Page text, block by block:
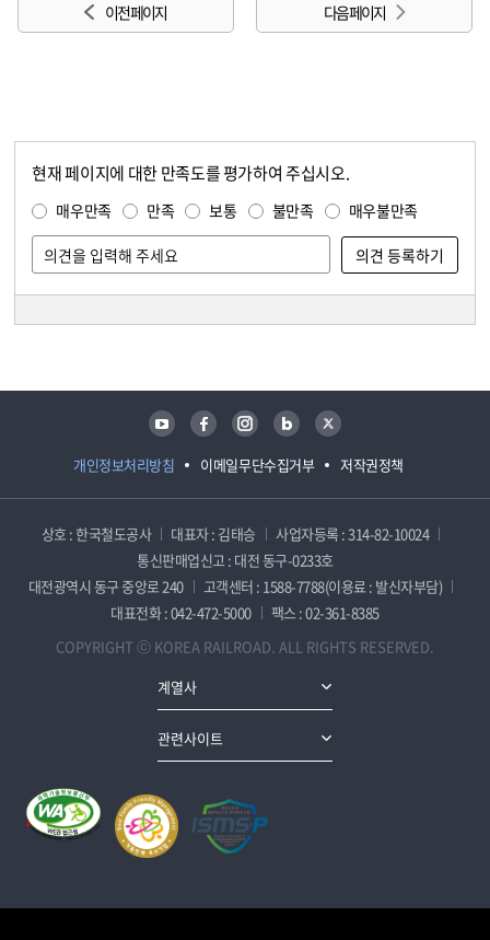
이전 페이지 다음 페이지
현재 페이지에 대한 만족도를 평가하여 주십시오.
매우만족 만족 보통 불만족 매우불만족
개인정보처리방침 이메일무단수집거부 저작권정책
유튜브 페이스북 인스타그램 블로그 트위터
상호 : 한국철도공사 대표자 : 김태승
사업자등록 : 314-82-10024
통신판매업신고 : 대전 동구-0233호
대전광역시 동구 중앙로 240
고객센터 : 1588-7788(이용료 : 발신자부담)
대표전화 : 042-472-5000
팩스 : 02-361-8385
COPYRIGHT ⓒ KOREA RAILROAD. ALL RIGHTS RESERVED.
계열사
관련사이트